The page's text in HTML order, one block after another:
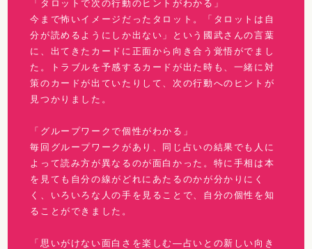
「タロットで次の行動のヒントがわかる」
今まで怖いイメージだったタロット。「タロットは自
分が読めるようにしか出ない」という國武さんの言葉
に、出てきたカードに正面から向き合う覚悟がでまし
た。トラブルを予感するカードが出た時も、一緒に対
策のカードが出ていたりして、次の行動へのヒントが
見つかりました。
「グループワークで個性がわかる」
毎回グループワークがあり、同じ占いの結果でも人に
よって読み方が異なるのが面白かった。特に手相は本
を見ても自分の線がどれにあたるのかが分かりにく
く、いろいろな人の手を見ることで、自分の個性を知
ることができました。
「思いがけない面白さを楽しむ—占いとの新しい向き